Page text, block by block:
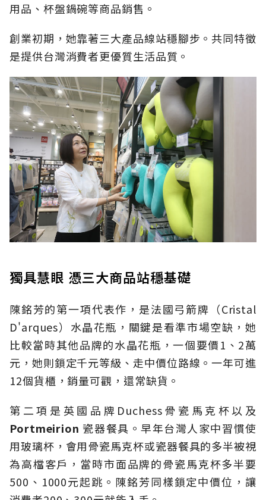
用品、杯盤鍋碗等商品銷售。
創業初期，她靠著三大產品線站穩腳步。共同特徵
是提供台灣消費者更優質生活品質。
獨具慧眼 憑三大商品站穩基礎
陳銘芳的第一項代表作，是法國弓箭牌（Cristal
D'arques）水晶花瓶，關鍵是看準市場空缺，她
比較當時其他品牌的水晶花瓶，一個要價1、2萬
元，她則鎖定千元等級、走中價位路線。一年可進
12個貨櫃，銷量可觀，還常缺貨。
第二項是英國品牌Duchess骨瓷馬克杯以及
Portmeirion 瓷器餐具。早年台灣人家中習慣使
用玻璃杯，會用骨瓷馬克杯或瓷器餐具的多半被視
為高檔客戶，當時市面品牌的骨瓷馬克杯多半要
500、1000元起跳。陳銘芳同樣鎖定中價位，讓